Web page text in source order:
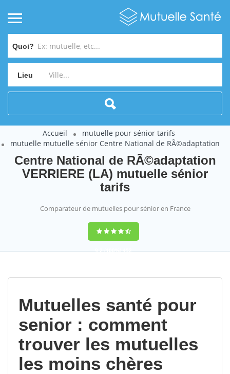
Quoi?
Lieu
Accueil
mutuelle pour sénior tarifs
mutuelle mutuelle sénior Centre National de RÃ©adaptation
Centre National de RÃ©adaptation
VERRIERE (LA) mutuelle sénior
tarifs
Comparateur de mutuelles pour sénior en France
9,2(100%)452
Mutuelles santé pour
senior : comment
trouver les mutuelles
les moins chères